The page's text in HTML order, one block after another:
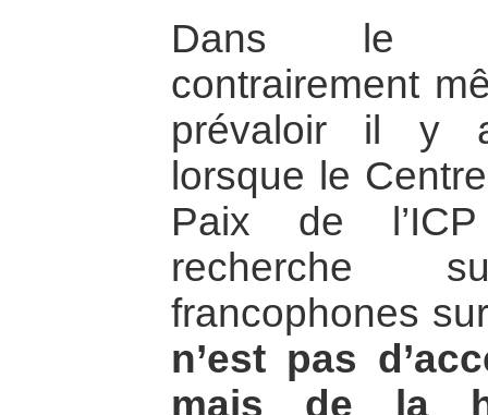
Dans le
contrairement
prévaloir il y
lorsque le
Paix de
recherche
francophones
n’est pas
mais de la